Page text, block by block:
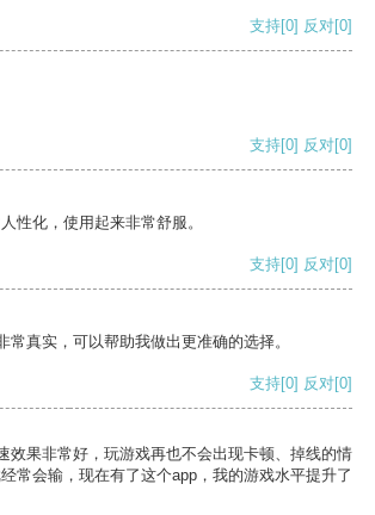
支持[0] 反对[0]
支持[0] 反对[0]
性化，使用起来非常舒服。
支持[0] 反对[0]
常真实，可以帮助我做出更准确的选择。
支持[0] 反对[0]
效果非常好，玩游戏再也不会出现卡顿、掉线的情
常会输，现在有了这个app，我的游戏水平提升了